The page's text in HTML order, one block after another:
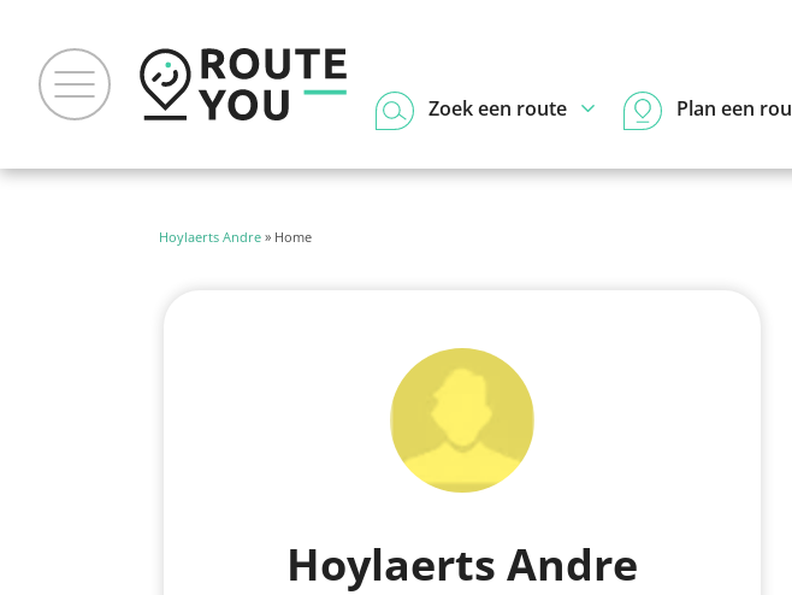
Zoek een route Plan een
Hoylaerts Andre » Home
Hoylaerts Andre